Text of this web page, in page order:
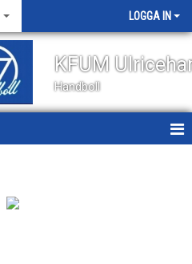
LOGGA IN
KFUM
Handboll